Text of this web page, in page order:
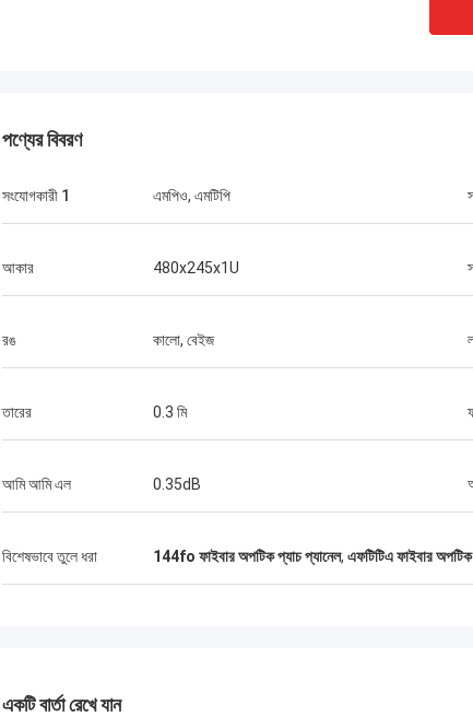
অংশীদার। আমরা তাদের কাছ থেকে প্রতি মাসে ২ থেকে ৩টি
কন্টেইনার ৪০'র অর্ডার করি। আমি সম্মত যে তাদের বহিরঙ্গন
আনুষাঙ্গিক মান খুব সুন্দরতাদের সহায়তায় আমরা অনেক
টেলিযোগাযোগ প্রকল্প জিতেছি।
পণ্যের বিবরণ
সংযোগকারী 1 এমপিও, এমটিপি
আকার 480x245x1U
রঙ কালো, বেইজ
তারের 0.3 মি
আমি আমি এল 0.35dB
বিশেষভাবে তুলে ধরা 144fo ফাইবার অপটিক প্যাচ প্যানেল, এফটিটিএ ফাইবার অপটিক
একটি বার্তা রেখে যান